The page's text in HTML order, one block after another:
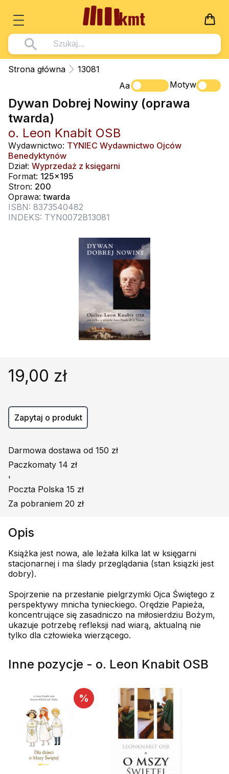
Książki
Wszystko z kategorii - Książki
Pismo Święte
Kościół Katolicki
Duszpasterstwo
Teologia
Życie chrześcijańskie
Duchowość
Literatura piękna
Książki obcojęzyczne
Poradniki, leksykony...
Podręczniki szkolne
Wszystko z kategorii - Multimedia
DVD
CD-ROM
Muzyka
Rekolekcje i inne na CD
Śpiew i modlitwa
Muzyka klasyczna
Dla Dzieci
Wszystko z kategorii - Dla Dzieci
Literatura (D)
Płyty, DVD (D)
Podręczniki i pomoce dydaktyczne
Podręczniki
Wszystko z kategorii - Podręczniki
Podręczniki i pomoce dydaktyczne
Zabawa i Nauka
Nowości
Zaloguj się
Strona główna
13081
Aa
Motyw
Dywan Dobrej Nowiny (oprawa
twarda)
o. Leon Knabit OSB
Wydawnictwo: TYNIEC Wydawnictwo Ojców
Benedyktynów
Dział: Wyprzedaż z księgarni
Format: 125x195
Stron: 200
Oprawa:twarda
ISBN: 8373540482
INDEKS: TYN0072B13081
19,00 zł
Zapytaj o produkt
Darmowa dostawa od 150 zł
Paczkomaty 14 zł
'
Poczta Polska 15 zł
Za pobraniem 20 zł
Opis
Książka jest nowa, ale leżała kilka lat w księgarni
stacjonarnej i ma ślady przeglądania (stan ksiązki jest
dobry).
Spojrzenie na przesłanie pielgrzymki Ojca Świętego z
perspektywy mnicha tynieckiego. Orędzie Papieża,
koncentrujące się zasadniczo na miłosierdziu Bożym,
ukazuje potrzebę refleksji nad wiarą, aktualną nie
tylko dla człowieka wierzącego.
Inne pozycje - o. Leon Knabit OSB
%